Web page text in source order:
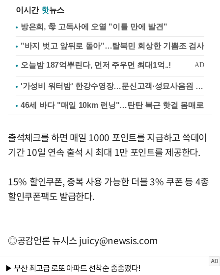
이시간 핫뉴스
방은희, 母 고독사에 오열 "이틀 만에 발견"
"바지 벗고 앞뒤로 돌아"…탈북민 회상한 기쁨조 검사
'가성비 워터밤' 한강수영장…문신고객·성묘사음원 민원
46세 바다 "매일 10km 런닝"…탄탄 복근 핫걸 몸매로
출석체크를 하면 매일 1000 포인트를 지급하고 쓱데이
기간 10일 연속 출석 시 최대 1만 포인트를 제공한다.
15% 할인쿠폰, 중복 사용 가능한 더블 3% 쿠폰 등 4종
할인쿠폰팩도 발급한다.
◎공감언론 뉴시스juicy@newsis.com